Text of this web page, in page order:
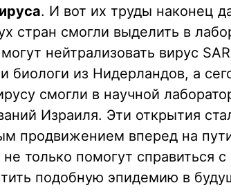
. И вот их труды наконец
стран смогли выделить в
нейтрализовать вирус
биологи из Нидерландов, а
смогли в научной
Израиля. Эти открытия
продвижением вперед на
только помогут справиться
подобную эпидемию в